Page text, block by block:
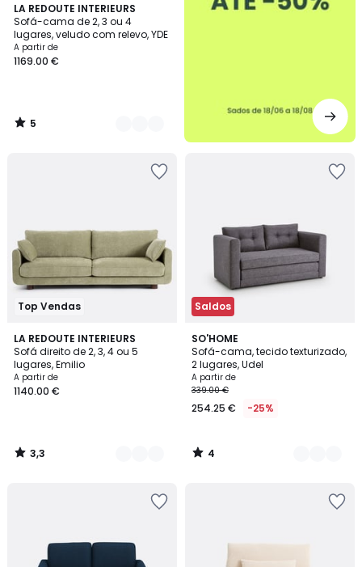
LA REDOUTE INTERIEURS
Sofá-cama de 2, 3 ou 4
lugares, veludo com relevo, YDE
A partir de
1169.00 €
5
/
5
8
Cores
5
/
Top Vendas
LA REDOUTE INTERIEURS
Sofá direito de 2, 3, 4 ou 5
lugares, Emilio
A partir de
1140.00 €
3,3
/ 5
5
Cores
3,3
/
Saldos
SO'HOME
Sofá-cama, tecido texturizado,
2 lugares, Udel
A partir de
339.00 €
254.25 € -25%
4
/
5
3
Cores
4
/